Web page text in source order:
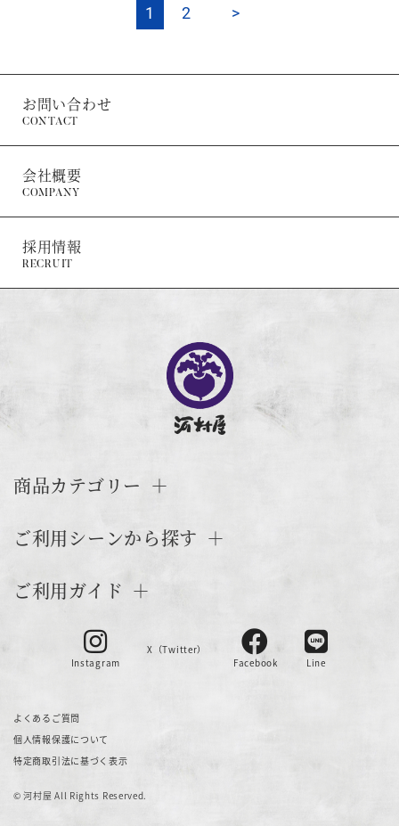
1 2 >
CONTACT
お問い合わせ
COMPANY
会社概要
RECRUIT
採用情報
商品カテゴリー
ご利用シーンから探す
ご利用ガイド
Instagram
X（Twitter）
Facebook
Line
よくあるご質問
個人情報保護について
特定商取引法に基づく表示
© 河村屋 All Rights Reserved.